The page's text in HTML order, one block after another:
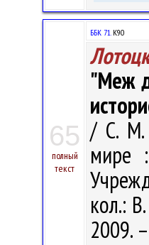
65
полный
текст
ББК 71.К90
"Меж
/ С. М.
мире
кол.:
2009.